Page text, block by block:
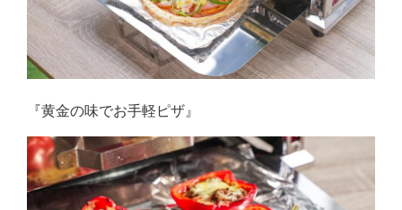
『黄金の味でお手軽ピザ』